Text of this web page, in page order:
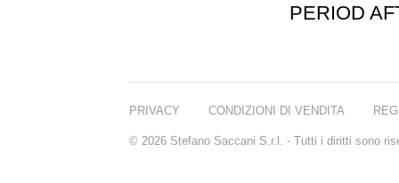
PERIOD
PRIVACY CONDIZIONI DI VENDITA
© 2026 Stefano Saccani S.r.l. - Tutti i diritti sono